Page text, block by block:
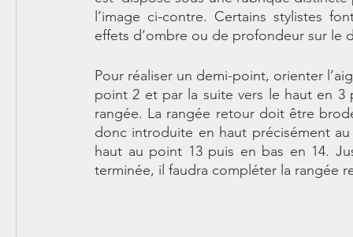
l’image ci-contre. Certains stylistes
effets d’ombre ou de profondeur sur le
Pour réaliser un demi-point, orienter
point 2 et par la suite vers le haut en
rangée. La rangée retour doit être
donc introduite en haut précisément
haut au point 13 puis en bas en 14.
terminée, il faudra compléter la rangée